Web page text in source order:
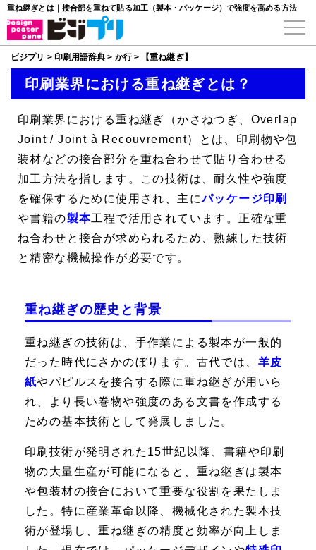
重ね継ぎとは｜接合部を重ねて貼る加工（製本・パッケージ）で強度を高める方法
ビジプリ > 印刷用語辞典 > か行> 【重ね継ぎ】
印刷業界における重ね継ぎとは？
印刷業界における重ね継ぎ （かさねつぎ、 Overlap
Joint /Joint à Recouvrement）とは、印刷物や包
装材などの接合部分を重ね合わせて貼り合わせる
加工方法を指します。この技術は、耐久性や強度
を確保するために使用され、主にパッケージ印刷
や書籍の製本工程で活用されています。正確な重
ね合わせと接合が求められるため、熟練した技術
と精密な機械操作が必要です。
重ね継ぎの歴史と背景
重ね継ぎの技術は、手作業による製本が一般的
だった時代にさかのぼります。古代では、 羊皮
紙やパピルスを接合する際に重ね継ぎが用いら
れ、より長い巻物や強度のある文書を作成する
ための基本技術として発展しました。
印刷技術が発明された15世紀以降、書籍や印刷
物の大量生産が可能になると、重ね継ぎは製本
や包装材の接合において重要な役割を果たしま
した。特に産業革命以降、機械化された製本技
術が登場し、重ね継ぎの精度と効率が向上しま